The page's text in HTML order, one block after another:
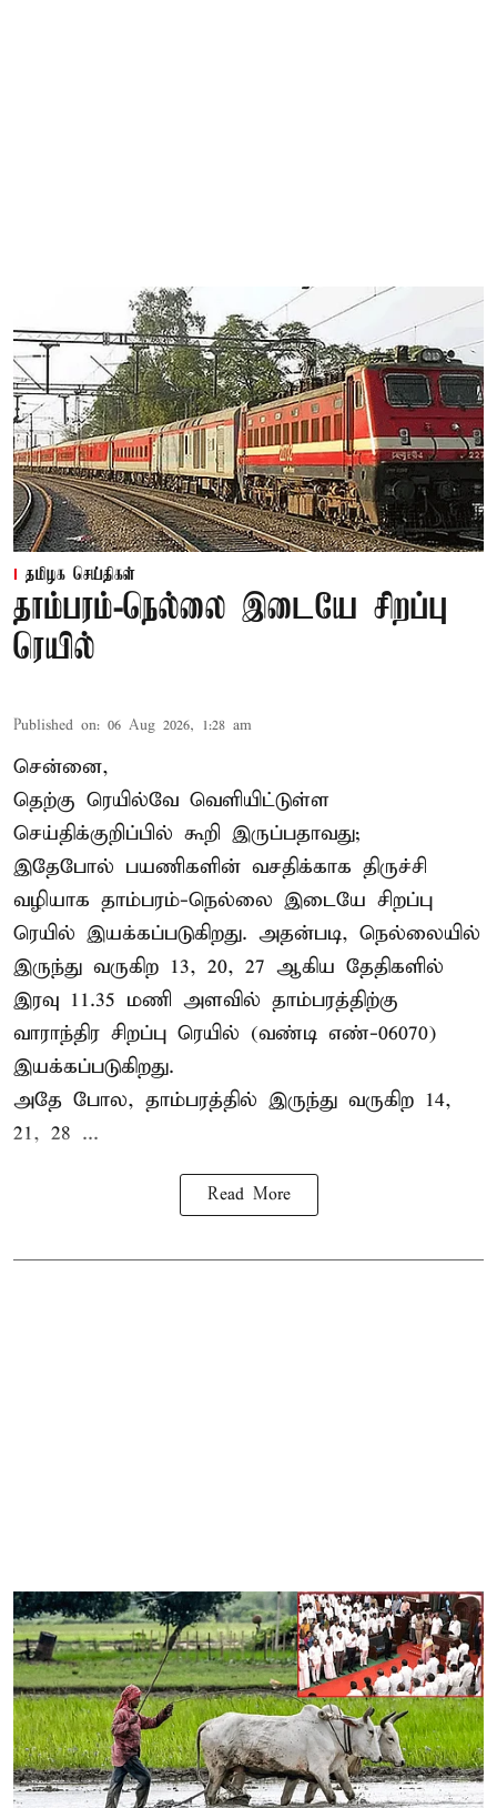
தமிழக செய்திகள்
தாம்பரம்-நெல்லை இடையே சிறப்பு
ரெயில்
Published on: 06 Aug 2026, 1:28 am
சென்னை,
தெற்கு ரெயில்வே வெளியிட்டுள்ள
செய்திக்குறிப்பில் கூறி இருப்பதாவது;
இதேபோல் பயணிகளின் வசதிக்காக திருச்சி
வழியாக தாம்பரம்-நெல்லை இடையே சிறப்பு
ரெயில் இயக்கப்படுகிறது. அதன்படி, நெல்லையில்
இருந்து வருகிற 13, 20, 27 ஆகிய தேதிகளில்
இரவு 11.35 மணி அளவில் தாம்பரத்திற்கு
வாராந்திர சிறப்பு ரெயில் (வண்டி எண்-06070)
இயக்கப்படுகிறது.
அதே போல, தாம்பரத்தில் இருந்து வருகிற 14,
21, 28 ...
Read More